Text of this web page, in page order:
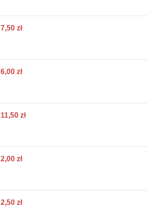
7,50 zł
6,00 zł
11,50 zł
2,00 zł
2,50 zł